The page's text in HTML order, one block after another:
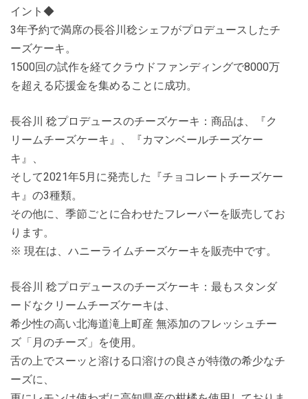
イント◆
3年予約で満席の長谷川稔シェフがプロデュースしたチ
ーズケーキ。
1500回の試作を経てクラウドファンディングで8000万
を超える応援金を集めることに成功。
長谷川 稔プロデュースのチーズケーキ：商品は、『ク
リームチーズケーキ』、『カマンベールチーズケー
キ』、
そして2021年5月に発売した『チョコレートチーズケー
キ』の3種類。
その他に、季節ごとに合わせたフレーバーを販売してお
ります。
※ 現在は、ハニーライムチーズケーキを販売中です。
長谷川 稔プロデュースのチーズケーキ：最もスタンダ
ードなクリームチーズケーキは、
希少性の高い北海道滝上町産 無添加のフレッシュチー
ズ「月のチーズ」を使用。
舌の上でスーッと溶ける口溶けの良さが特徴の希少なチ
ーズに、